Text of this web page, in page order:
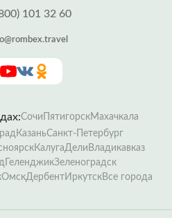
101 32 60
Сочи ПятигорскМахачкала
КазаньСанкт-Петербург
КалугаДели Владикавказ
ГеленджикЗеленоградск
ОмскДербентИркутскВсе города